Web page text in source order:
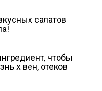
салатов
чтобы
вен, отеков